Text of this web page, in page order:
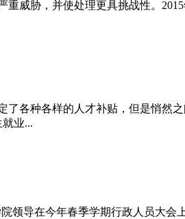
威胁，并使处理更具挑战性。
各种各样的人才补贴，但是悄然
业...
领导在今年春季学期行政人员大